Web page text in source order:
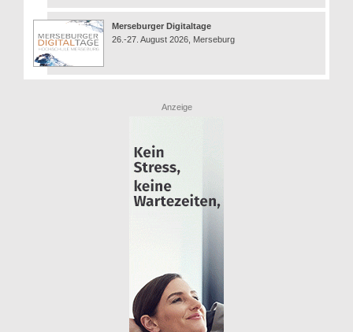
Merseburger Digitaltage
26.-27. August 2026, Merseburg
Anzeige